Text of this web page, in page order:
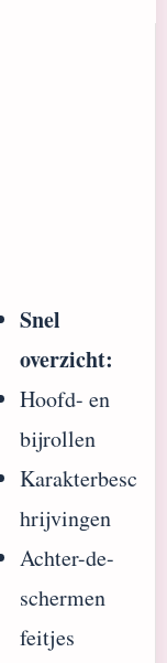
Snel
overzicht:
Hoofd- en
bijrollen
Karakterbesc
hrijvingen
Achter-de-
schermen
feitjes